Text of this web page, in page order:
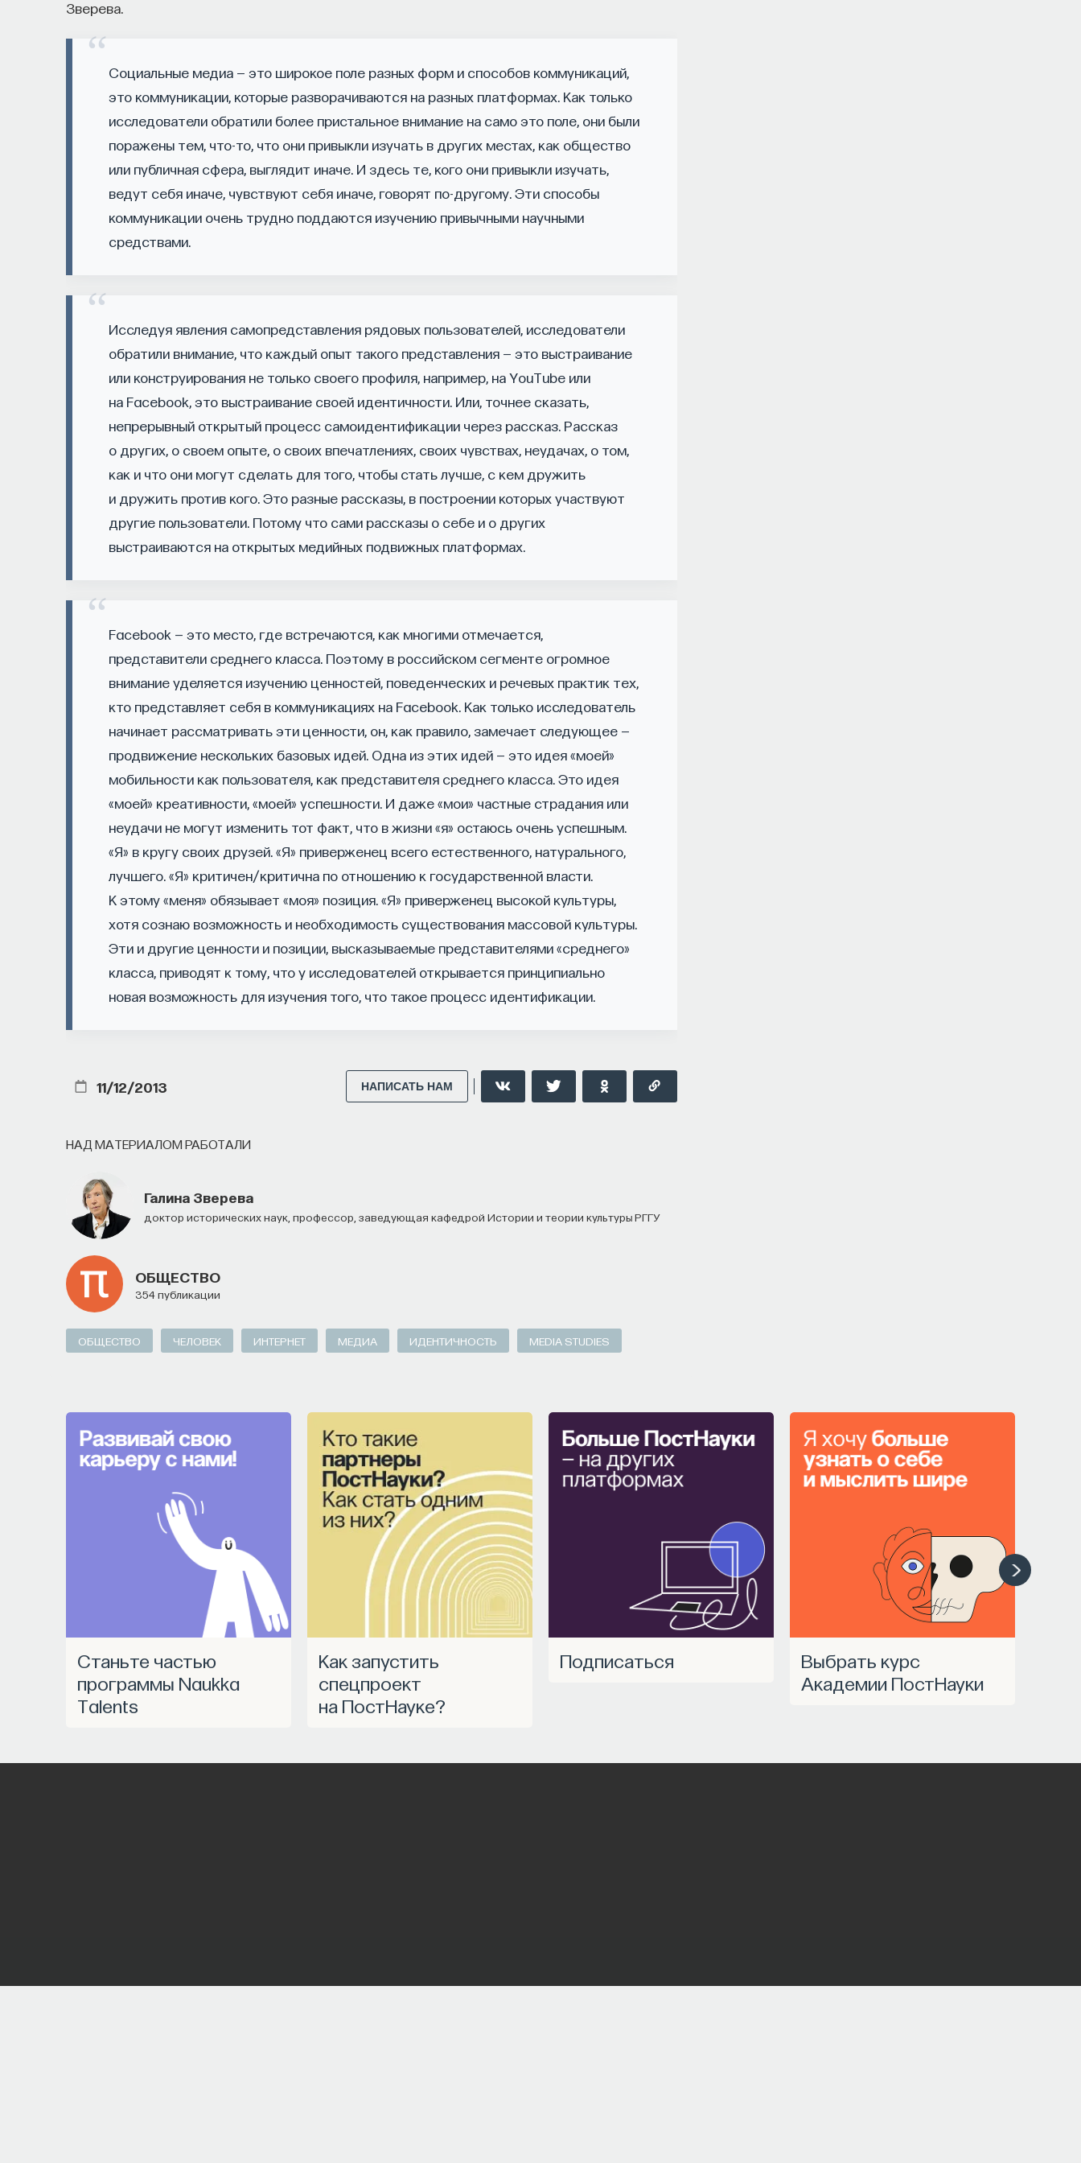
Зверева.
Социальные медиа — это широкое поле разных форм и способов коммуникаций,
это коммуникации, которые разворачиваются на разных платформах. Как только
исследователи обратили более пристальное внимание на само это поле, они были
поражены тем, что-то, что они привыкли изучать в других местах, как общество
или публичная сфера, выглядит иначе. И здесь те, кого они привыкли изучать,
ведут себя иначе, чувствуют себя иначе, говорят по-другому. Эти способы
коммуникации очень трудно поддаются изучению привычными научными
средствами.
Исследуя явления самопредставления рядовых пользователей, исследователи
обратили внимание, что каждый опыт такого представления — это выстраивание
или конструирования не только своего профиля, например, на YouTube или
на Facebook, это выстраивание своей идентичности. Или, точнее сказать,
непрерывный открытый процесс самоидентификации через рассказ. Рассказ
о других, о своем опыте, о своих впечатлениях, своих чувствах, неудачах, о том,
как и что они могут сделать для того, чтобы стать лучше, с кем дружить
и дружить против кого. Это разные рассказы, в построении которых участвуют
другие пользователи. Потому что сами рассказы о себе и о других
выстраиваются на открытых медийных подвижных платформах.
Facebook — это место, где встречаются, как многими отмечается,
представители среднего класса. Поэтому в российском сегменте огромное
внимание уделяется изучению ценностей, поведенческих и речевых практик тех,
кто представляет себя в коммуникациях на Facebook. Как только исследователь
начинает рассматривать эти ценности, он, как правило, замечает следующее —
продвижение нескольких базовых идей. Одна из этих идей — это идея «моей»
мобильности как пользователя, как представителя среднего класса. Это идея
«моей» креативности, «моей» успешности. И даже «мои» частные страдания или
неудачи не могут изменить тот факт, что в жизни «я» остаюсь очень успешным.
«Я» в кругу своих друзей. «Я» приверженец всего естественного, натурального,
лучшего. «Я» критичен/критична по отношению к государственной власти.
К этому «меня» обязывает «моя» позиция. «Я» приверженец высокой культуры,
хотя сознаю возможность и необходимость существования массовой культуры.
Эти и другие ценности и позиции, высказываемые представителями «среднего»
класса, приводят к тому, что у исследователей открывается принципиально
новая возможность для изучения того, что такое процесс идентификации.
11/12/2013 НАПИСАТЬ НАМ
НАД МАТЕРИАЛОМ РАБОТАЛИ
Галина Зверева
доктор исторических наук, профессор, заведующая кафедрой Истории и теории культуры РГГУ
ОБЩЕСТВО
354 публикации
ОБЩЕСТВО ЧЕЛОВЕК ИНТЕРНЕТ МЕДИА ИДЕНТИЧНОСТЬ MEDIA STUDIES
Станьте частью
программы Naukka
Talents
Как запустить
спецпроект
на ПостНауке?
Подписаться
Выбрать курс
Академии ПостНауки
о происходящем в мире?
представления об окружающей действительности и познавать самого себя? Ответы на эти
и другие вопросы можно найти, записавшисьна курс «Философский поиск: начала».
Слушатели курса убедятся в том, что философский поиск — это не только каскад
занимательных головоломок, но и набор инструментов, жизненно необходимых для
современного человека.
Пройдя этот курс, вы:
воспринимать информацию и логично и аргументированно доказывать свою точку зрения.
— Узнаете, как философия отвечает на основополагающие вопросы человечества: что такое
пространство и что такое время? Что значит мыслить и что представляет собой наше
сознание? Реальна ли реальность и откуда мы знаем то, что знаем? Существует ли в мире
свобода?
— Переосмыслите границы доверия собственному знанию.
Автор курса: Диана Гаспарян— кандидат философских наук, профессор Школы философии
и культурологии факультета гуманитарных наук НИУ ВШЭ.
3/30/2022 НАПИСАТЬ НАМ
НАД МАТЕРИАЛОМ РАБОТАЛИ
ПостНаука
команда ПостНауки
НАУКА
237 публикаций
НАУКА ЖУРНАЛ ФИЛОСОФСКИЙ ПОИСК: НАЧАЛА